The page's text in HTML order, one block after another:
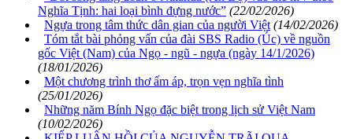
Nghĩa Tịnh: hai loại bình đựng nước” (22/02/2026)
Ngựa trong tâm thức dân gian của người Việt (14/02/2026)
Tóm tắt bài phỏng vấn của đài SBS Radio (Úc) về nguồn
gốc Việt (Nam) của Ngọ - ngũ - ngựa (ngày 14/1/2026)
(18/01/2026)
Một chương trình thơ ấm áp, trọn vẹn nghĩa tình
(25/01/2026)
Những năm Bính Ngọ đặc biệt trong lịch sử Việt Nam
(10/02/2026)